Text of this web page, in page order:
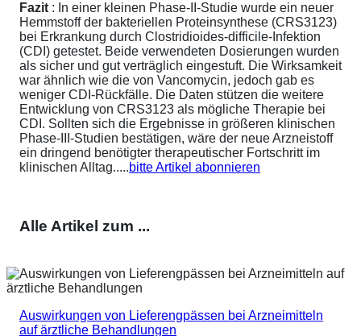
Fazit : In einer kleinen Phase-II-Studie wurde ein neuer
Hemmstoff der bakteriellen Proteinsynthese (CRS3123)
bei Erkrankung durch Clostridioides-difficile-Infektion
(CDI) getestet. Beide verwendeten Dosierungen wurden
als sicher und gut verträglich eingestuft. Die Wirksamkeit
war ähnlich wie die von Vancomycin, jedoch gab es
weniger CDI-Rückfälle. Die Daten stützen die weitere
Entwicklung von CRS3123 als mögliche Therapie bei
CDI. Sollten sich die Ergebnisse in größeren klinischen
Phase-III-Studien bestätigen, wäre der neue Arzneistoff
ein dringend benötigter therapeutischer Fortschritt im
klinischen Alltag.....bitte Artikel abonnieren
Alle Artikel zum ...
Auswirkungen von Lieferengpässen bei Arzneimitteln
auf ärztliche Behandlungen